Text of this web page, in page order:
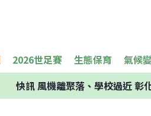
2026世足賽 生態保育 氣候
快訊風機離聚落、學校過近 彰